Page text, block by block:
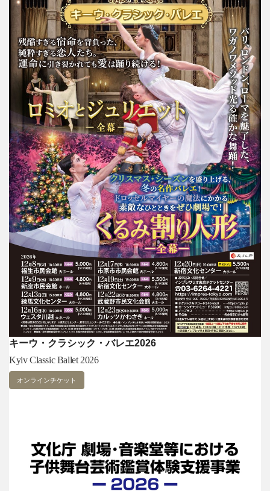
キーウ・クラシック・バレエ2026
Kyiv Classic Ballet 2026
オンラインチケット